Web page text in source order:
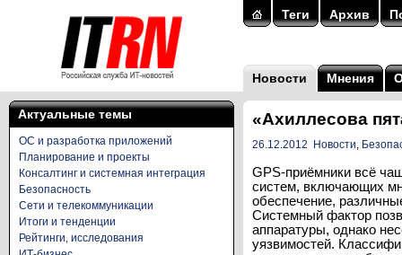
Теги Архив
Новости Мнения
Актуальные темы
ОС и разработка приложений
Планирование и проекты
Консалтинг и системная интеграция
Безопасность
Сети и телекоммуникации
Итоги и тенденции
Рейтинги, исследования
«Ахиллесова
26.12.2012 Новости,
GPS-приёмники всё
систем, включающих
обеспечение,
Системный фактор
аппаратуры, однако
уязвимостей.